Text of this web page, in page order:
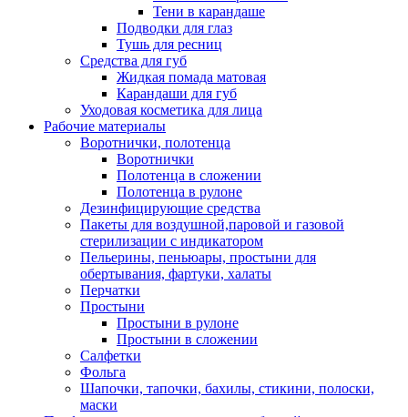
Тени в карандаше
Подводки для глаз
Тушь для ресниц
Средства для губ
Жидкая помада матовая
Карандаши для губ
Уходовая косметика для лица
Рабочие материалы
Воротнички, полотенца
Воротнички
Полотенца в сложении
Полотенца в рулоне
Дезинфицирующие средства
Пакеты для воздушной,паровой и газовой
стерилизации с индикатором
Пельерины, пеньюары, простыни для
обертывания, фартуки, халаты
Перчатки
Простыни
Простыни в рулоне
Простыни в сложении
Салфетки
Фольга
Шапочки, тапочки, бахилы, стикини, полоски,
маски